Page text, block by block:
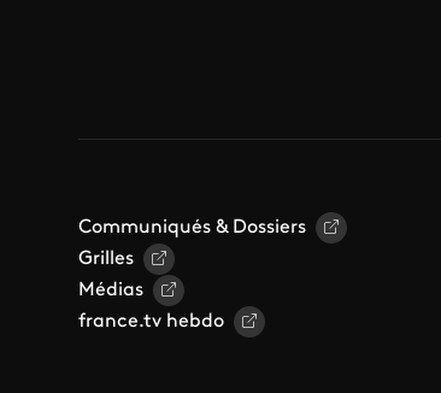
Communiqués & Dossiers
Grilles
Médias
france.tv hebdo